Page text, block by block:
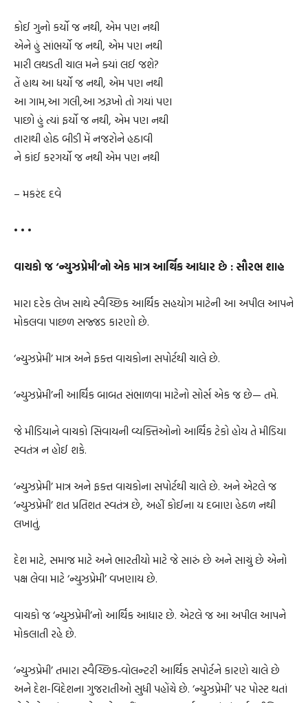
કોઈ ગુનો કર્યો જ નથી, એમ પણ નથી
એને હું સાંભર્યો જ નથી, એમ પણ નથી
મારી લથડતી ચાલ મને ક્યાં લઈ જશે?
તેં હાથ આ ધર્યો જ નથી, એમ પણ નથી
આ ગામ,આ ગલી,આ ઝરૂખો તો ગયાં પણ
પાછો હું ત્યાં ફર્યો જ નથી, એમ પણ નથી
તારાથી હોઠ બીડી મેં નજરોને હઠાવી
ને કાંઈ કરગર્યો જ નથી એમ પણ નથી
– મકરંદ દવે
• • •
વાચકો જ ‘ન્યુઝપ્રેમી’નો એક માત્ર આર્થિક આધાર છે : સૌરભ શાહ
મારા દરેક લેખ સાથે સ્વૈચ્છિક આર્થિક સહયોગ માટેની આ અપીલ આપને
મોકલવા પાછળ સજ્જડ કારણો છે.
‘ન્યુઝપ્રેમી’ માત્ર અને ફક્ત વાચકોના સપોર્ટથી ચાલે છે.
‘ન્યુઝપ્રેમી’ની આર્થિક બાબત સંભાળવા માટેનો સોર્સ એક જ છે— તમે.
જે મીડિયાને વાચકો સિવાયની વ્યક્તિઓનો આર્થિક ટેકો હોય તે મીડિયા
સ્વતંત્ર ન હોઈ શકે.
‘ન્યુઝપ્રેમી’ માત્ર અને ફક્ત વાચકોના સપોર્ટથી ચાલે છે. અને એટલે જ
‘ન્યુઝપ્રેમી’ શત પ્રતિશત સ્વતંત્ર છે, અહીં કોઈના ય દબાણ હેઠળ નથી
લખાતું.
દેશ માટે, સમાજ માટે અને ભારતીયો માટે જે સારું છે અને સાચું છે એનો
પક્ષ લેવા માટે ‘ન્યુઝપ્રેમી’ વખણાય છે.
વાચકો જ ‘ન્યુઝપ્રેમી’નો આર્થિક આધાર છે. એટલે જ આ અપીલ આપને
મોકલાતી રહે છે.
‘ન્યુઝપ્રેમી’ તમારા સ્વૈચ્છિક‐વોલન્ટરી આર્થિક સપોર્ટને કારણે ચાલે છે
અને દેશ-વિદેશના ગુજરાતીઓ સુધી પહોંચે છે. ‘ન્યુઝપ્રેમી’ પર પોસ્ટ થતાં